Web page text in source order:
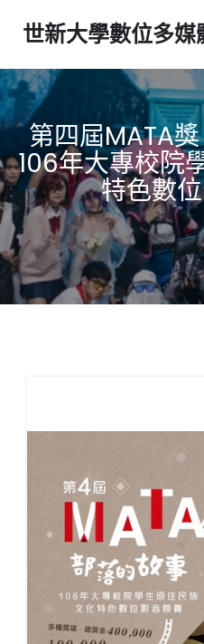
世新大學數位多媒
第四屆MATA
106年大專校院
特色數